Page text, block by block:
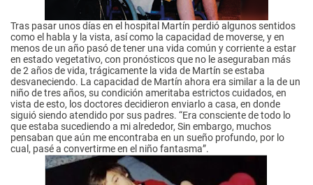
Tras pasar unos días en el hospital Martín perdió algunos sentidos
como el habla y la vista, así como la capacidad de moverse, y en
menos de un año pasó de tener una vida común y corriente a estar
en estado vegetativo, con pronósticos que no le aseguraban más
de 2 años de vida, trágicamente la vida de Martín se estaba
desvaneciendo. La capacidad de Martín ahora era similar a la de un
niño de tres años, su condición ameritaba estrictos cuidados, en
vista de esto, los doctores decidieron enviarlo a casa, en donde
siguió siendo atendido por sus padres. “Era consciente de todo lo
que estaba sucediendo a mi alrededor, Sin embargo, muchos
pensaban que aún me encontraba en un sueño profundo, por lo
cual, pasé a convertirme en el niño fantasma”.